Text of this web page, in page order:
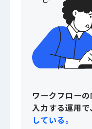
ワークフロー
入力する運用で、
している。